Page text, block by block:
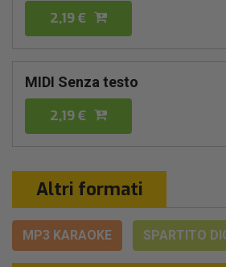
2,19 €
MIDI Senza testo
2,19 €
Altri formati
MP3 KARAOKE SPARTITO